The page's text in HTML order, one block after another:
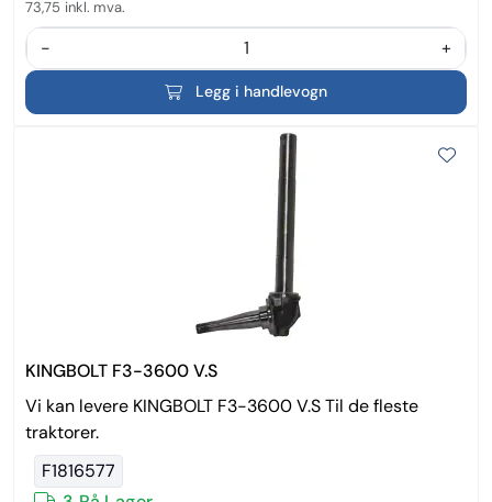
73,75 inkl. mva.
- +
Legg i handlevogn
KINGBOLT F3-3600 V.S
Vi kan levere KINGBOLT F3-3600 V.S Til de fleste
traktorer.
F1816577